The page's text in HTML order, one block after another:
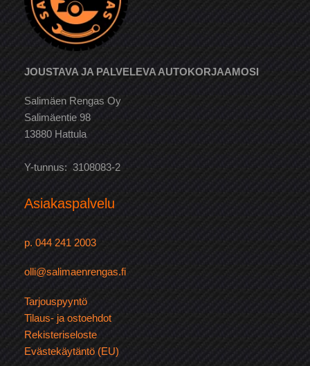
JOUSTAVA JA PALVELEVA AUTOKORJAAMOSI
Salimäen Rengas Oy
Salimäentie 98
13880 Hattula
Y-tunnus: 3108083-2
Asiakaspalvelu
p. 044 241 2003
olli@salimaenrengas.fi
Tarjouspyyntö
Tilaus- ja ostoehdot
Rekisteriseloste
Evästekäytäntö (EU)